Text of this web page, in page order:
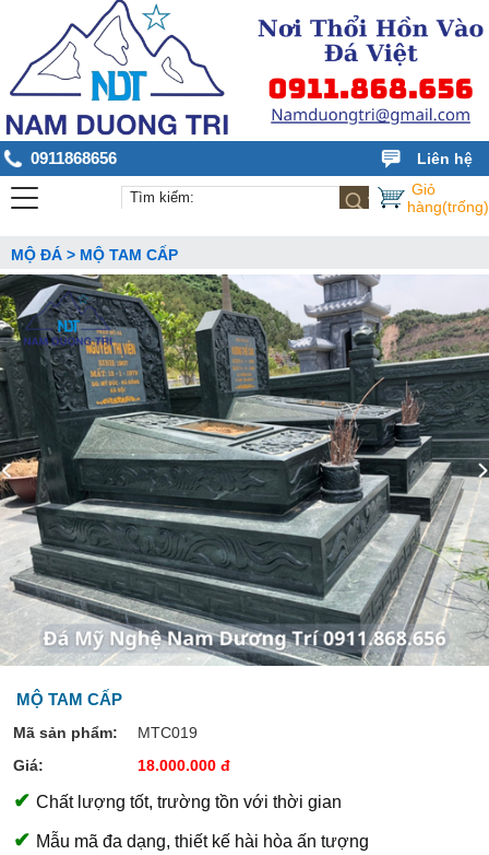
0911868656
Liên hệ
Giỏ
hàng(trống)
MỘ ĐÁ > MỘ TAM CẤP
MỘ TAM CẤP
Mã sản phẩm:
MTC019
Giá:
18.000.000 đ
✔ Chất lượng tốt, trường tồn với thời gian
✔ Mẫu mã đa dạng, thiết kế hài hòa ấn tượng